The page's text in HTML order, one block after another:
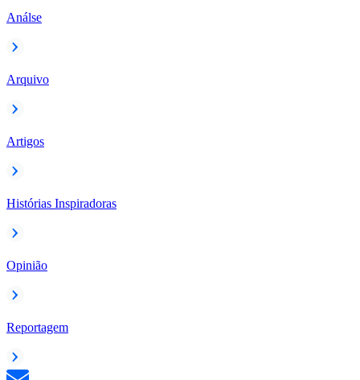
Análse
Arquivo
Artigos
Histórias Inspiradoras
Opinião
Reportagem